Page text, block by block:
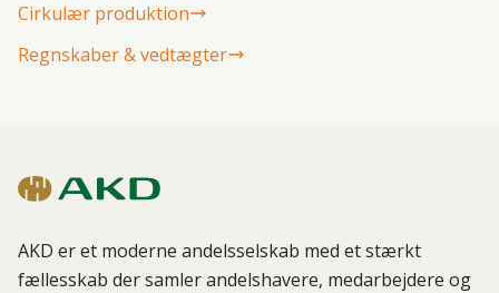
Cirkulær produktion
Regnskaber & vedtægter
AKD er et moderne andelsselskab med et stærkt
fællesskab der samler andelshavere, medarbejdere og